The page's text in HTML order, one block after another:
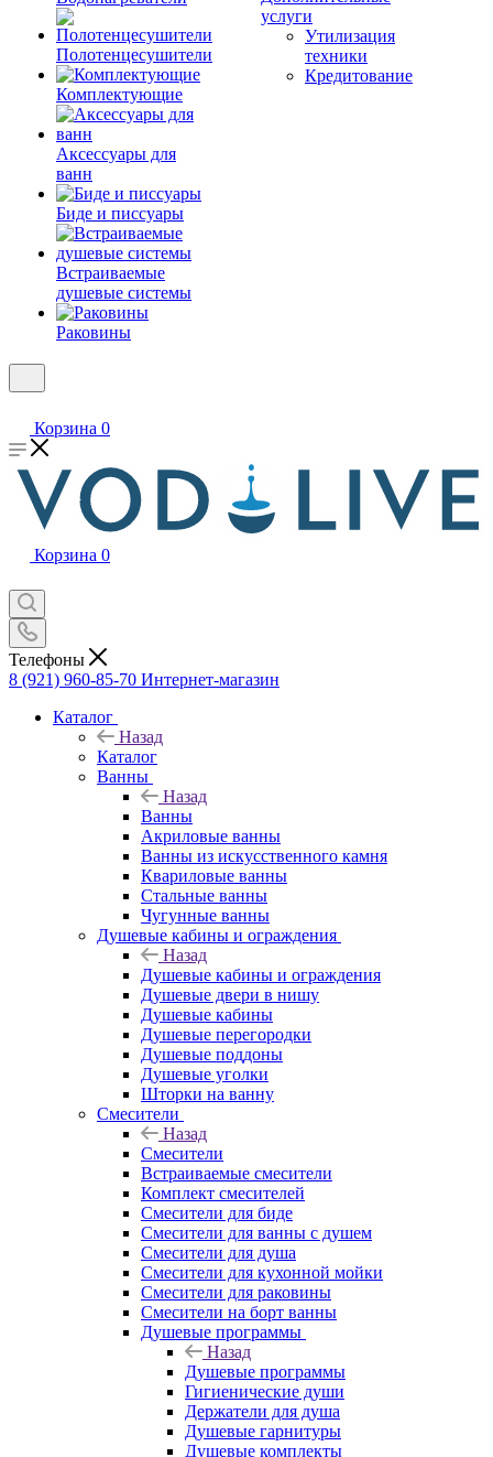
Полотенцесушители
Комплектующие
Аксессуары для
ванн
Биде и писсуары
Встраиваемые
душевые системы
Раковины
услуги
Утилизация
техники
Кредитование
Корзина 0
Корзина 0
Телефоны
8 (921) 960-85-70 Интернет-магазин
Каталог
Назад
Каталог
Ванны
Назад
Ванны
Акриловые ванны
Ванны из искусственного камня
Квариловые ванны
Стальные ванны
Чугунные ванны
Душевые кабины и ограждения
Назад
Душевые кабины и ограждения
Душевые двери в нишу
Душевые кабины
Душевые перегородки
Душевые поддоны
Душевые уголки
Шторки на ванну
Смесители
Назад
Смесители
Встраиваемые смесители
Комплект смесителей
Смесители для биде
Смесители для ванны с душем
Смесители для душа
Смесители для кухонной мойки
Смесители для раковины
Смесители на борт ванны
Душевые программы
Назад
Душевые программы
Гигиенические души
Держатели для душа
Душевые гарнитуры
Душевые комплекты